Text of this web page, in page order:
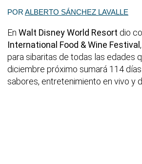
POR ALBERTO SÁNCHEZ LAVALLE
En Walt Disney World Resort dio
International Food & Wine Festival
para sibaritas de todas las edades
diciembre próximo sumará 114
sabores, entretenimiento en vivo y